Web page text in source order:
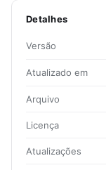
Detalhes
Versão
Atualizado em
Arquivo
Licença
Atualizações